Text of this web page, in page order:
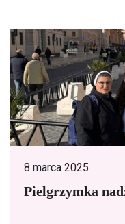
8 marca 2025
Pielgrzymka